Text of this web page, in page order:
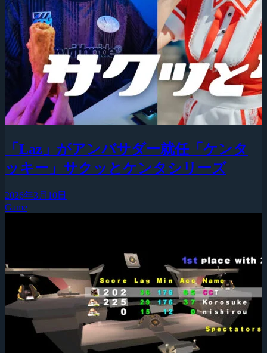
「Laz」がアンバサダー就任「ケンタ
ッキー」サクッとケンタシリーズ
2026年3月10日
Game